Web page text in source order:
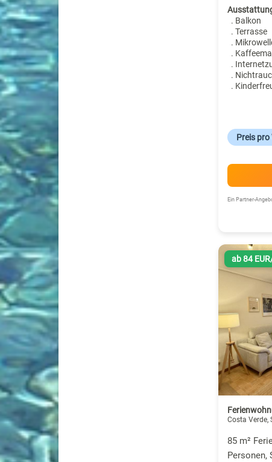
. Balkon
. Terrasse
.
.
.
.
.
Preis pro
Ein Partner-
ab 84
Costa Verde,
85 m²
Personen,